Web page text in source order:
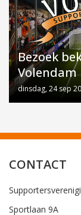
Bezoek
Volendam
dinsdag, 24 sep
CONTACT
Sportlaan 9A